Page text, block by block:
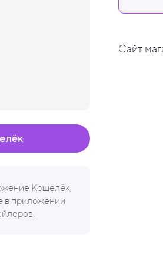
Кошелёк,
в приложении
Сайт